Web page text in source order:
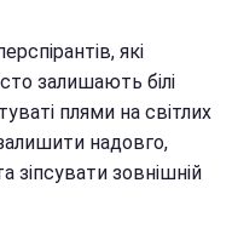
які
залишають білі
плями на світлих
надовго,
зіпсувати зовнішній